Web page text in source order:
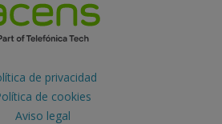
de privacidad
de cookies
Aviso legal